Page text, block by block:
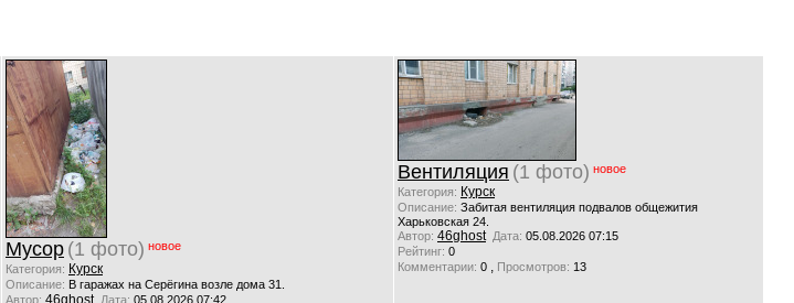
Мусор (1 фото) новое
Категория: Курск
Описание: В гаражах на Серёгина возле дома 31.
Автор: 46ghost Дата: 05.08.2026 07:42
Вентиляция (1 фото) новое
Категория: Курск
Описание: Забитая вентиляция подвалов общежития
Харьковская 24.
Автор: 46ghost Дата: 05.08.2026 07:15
Рейтинг: 0
Комментарии: 0 , Просмотров: 13